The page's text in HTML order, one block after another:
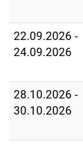
22.09.2026 -
24.09.2026
28.10.2026 -
30.10.2026